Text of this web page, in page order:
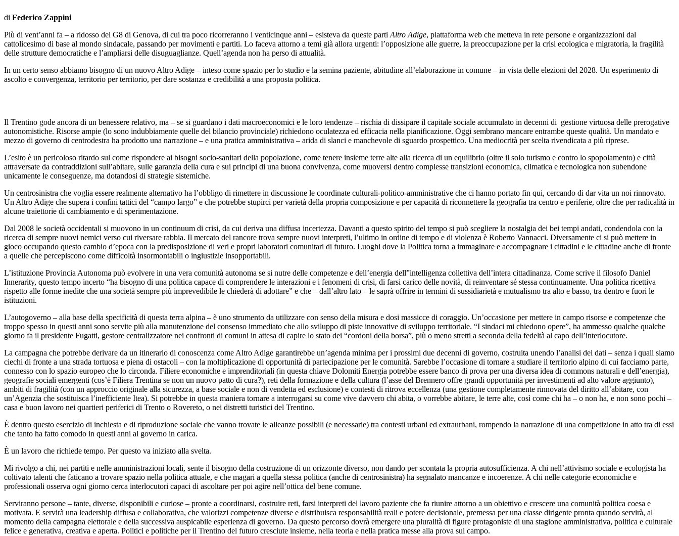
di Federico Zappini
Più di vent’anni fa – a ridosso del G8 di Genova, di cui tra poco ricorreranno i venticinque anni – esisteva da queste parti Altro Adige, piattaforma web che metteva in rete persone e organizzazioni dal
cattolicesimo di base al mondo sindacale, passando per movimenti e partiti. Lo faceva attorno a temi già allora urgenti: l’opposizione alle guerre, la preoccupazione per la crisi ecologica e migratoria, la fragilità
delle strutture democratiche e l’ampliarsi delle disuguaglianze. Quell’agenda non ha perso di attualità.
In un certo senso abbiamo bisogno di un nuovo Altro Adige – inteso come spazio per lo studio e la semina paziente, abitudine all’elaborazione in comune – in vista delle elezioni del 2028. Un esperimento di
ascolto e convergenza, territorio per territorio, per dare sostanza e credibilità a una proposta politica.
Il Trentino gode ancora di un benessere relativo, ma – se si guardano i dati macroeconomici e le loro tendenze – rischia di dissipare il capitale sociale accumulato in decenni di gestione virtuosa delle prerogative
autonomistiche. Risorse ampie (lo sono indubbiamente quelle del bilancio provinciale) richiedono oculatezza ed efficacia nella pianificazione. Oggi sembrano mancare entrambe queste qualità. Un mandato e
mezzo di governo di centrodestra ha prodotto una narrazione – e una pratica amministrativa – arida di slanci e manchevole di sguardo prospettico. Una mediocrità per scelta rivendicata a più riprese.
L’esito è un pericoloso ritardo sul come rispondere ai bisogni socio-sanitari della popolazione, come tenere insieme terre alte alla ricerca di un equilibrio (oltre il solo turismo e contro lo spopolamento) e città
attraversate da contraddizioni sull’abitare, sulle garanzia della cura e sui principi di una buona convivenza, come muoversi dentro complesse transizioni economica, climatica e tecnologica non subendone
unicamente le conseguenze, ma dotandosi di strategie sistemiche.
Un centrosinistra che voglia essere realmente alternativo ha l’obbligo di rimettere in discussione le coordinate culturali-politico-amministrative che ci hanno portato fin qui, cercando di dar vita un noi rinnovato.
Un Altro Adige che supera i confini tattici del “campo largo” e che potrebbe stupirci per varietà della propria composizione e per capacità di riconnettere la geografia tra centro e periferie, oltre che per radicalità in
alcune traiettorie di cambiamento e di sperimentazione.
Dal 2008 le società occidentali si muovono in un continuum di crisi, da cui deriva una diffusa incertezza. Davanti a questo spirito del tempo si può scegliere la nostalgia dei bei tempi andati, condendola con la
ricerca di sempre nuovi nemici verso cui riversare rabbia. Il mercato del rancore trova sempre nuovi interpreti, l’ultimo in ordine di tempo e di violenza è Roberto Vannacci. Diversamente ci si può mettere in
gioco occupando questo cambio d’epoca con la predisposizione di veri e propri laboratori comunitari di futuro. Luoghi dove la Politica torna a immaginare e accompagnare i cittadini e le cittadine anche di fronte
a quelle che percepiscono come difficoltà insormontabili o ingiustizie insopportabili.
L’istituzione Provincia Autonoma può evolvere in una vera comunità autonoma se si nutre delle competenze e dell’energia dell”intelligenza collettiva dell’intera cittadinanza. Come scrive il filosofo Daniel
Innerarity, questo tempo incerto “ha bisogno di una politica capace di comprendere le interazioni e i fenomeni di crisi, di farsi carico delle novità, di reinventare sé stessa continuamente. Una politica ricettiva
rispetto alle forme inedite che una società sempre più imprevedibile le chiederà di adottare” e che – dall’altro lato – le saprà offrire in termini di sussidiarietà e mutualismo tra alto e basso, tra dentro e fuori le
istituzioni.
L’autogoverno – alla base della specificità di questa terra alpina – è uno strumento da utilizzare con senso della misura e dosi massicce di coraggio. Un’occasione per mettere in campo risorse e competenze che
troppo spesso in questi anni sono servite più alla manutenzione del consenso immediato che allo sviluppo di piste innovative di sviluppo territoriale. “I sindaci mi chiedono opere”, ha ammesso qualche qualche
giorno fa il presidente Fugatti, gestore centralizzatore nei confronti di comuni in attesa di capire lo stato dei “cordoni della borsa”, più o meno stretti a seconda della fedeltà al capo dell’interlocutore.
La campagna che potrebbe derivare da un itinerario di conoscenza come Altro Adige garantirebbe un’agenda minima per i prossimi due decenni di governo, costruita unendo l’analisi dei dati – senza i quali siamo
ciechi di fronte a una strada tortuosa e piena di ostacoli – con la moltiplicazione di opportunità di partecipazione per le comunità. Sarebbe l’occasione di tornare a studiare il territorio alpino di cui facciamo parte,
connesso con lo spazio europeo che lo circonda. Filiere economiche e imprenditoriali (in questa chiave Dolomiti Energia potrebbe essere banco di prova per una diversa idea di commons naturali e dell’energia),
geografie sociali emergenti (cos’è Filiera Trentina se non un nuovo patto di cura?), reti della formazione e della cultura (l’asse del Brennero offre grandi opportunità per investimenti ad alto valore aggiunto),
ambiti di fragilità (con un approccio originale alla sicurezza, a base sociale e non di vendetta ed esclusione) e contesti di ritrova eccellenza (una gestione completamente rinnovata del diritto all’abitare, con
un’Agenzia che sostituisca l’inefficiente Itea). Si potrebbe in questa maniera tornare a interrogarsi su come vive davvero chi abita, o vorrebbe abitare, le terre alte, così come chi ha – o non ha, e non sono pochi –
casa e buon lavoro nei quartieri periferici di Trento o Rovereto, o nei distretti turistici del Trentino.
È dentro questo esercizio di inchiesta e di riproduzione sociale che vanno trovate le alleanze possibili (e necessarie) tra contesti urbani ed extraurbani, rompendo la narrazione di una competizione in atto tra di essi
che tanto ha fatto comodo in questi anni al governo in carica.
È un lavoro che richiede tempo. Per questo va iniziato alla svelta.
Mi rivolgo a chi, nei partiti e nelle amministrazioni locali, sente il bisogno della costruzione di un orizzonte diverso, non dando per scontata la propria autosufficienza. A chi nell’attivismo sociale e ecologista ha
coltivato talenti che faticano a trovare spazio nella politica attuale, e che magari a quella stessa politica (anche di centrosinistra) ha segnalato mancanze e incoerenze. A chi nelle categorie economiche e
professionali osserva ogni giorno cerca interlocutori capaci di ascoltare per poi agire nell’ottica del bene comune.
Serviranno persone – tante, diverse, disponibili e curiose – pronte a coordinarsi, costruire reti, farsi interpreti del lavoro paziente che fa riunire attorno a un obiettivo e crescere una comunità politica coesa e
motivata. E servirà una leadership diffusa e collaborativa, che valorizzi competenze diverse e distribuisca responsabilità reali e potere decisionale, premessa per una classe dirigente pronta quando servirà, al
momento della campagna elettorale e della successiva auspicabile esperienza di governo. Da questo percorso dovrà emergere una pluralità di figure protagoniste di una stagione amministrativa, politica e culturale
felice e generativa, creativa e aperta. Politici e politiche per il Trentino del futuro cresciute insieme, nella teoria e nella pratica messe alla prova sul campo.